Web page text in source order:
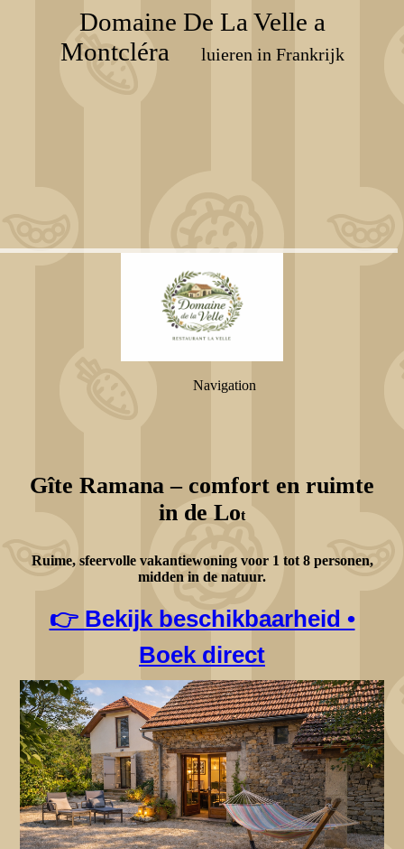
Domaine De La Velle a
Montcléra luieren in Frankrijk
Navigation
Gîte Ramana – comfort en ruimte
in de Lot
Ruime, sfeervolle vakantiewoning voor 1 tot 8 personen,
midden in de natuur.
👉 Bekijk beschikbaarheid •
Boek direct